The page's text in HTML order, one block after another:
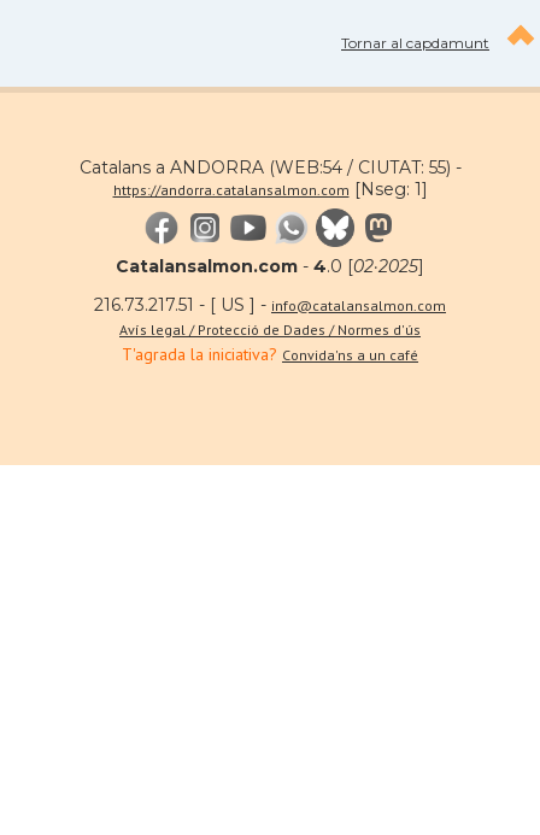
Tornar al capdamunt
Catalans a ANDORRA (WEB:54 / CIUTAT: 55) -
https://andorra.catalansalmon.com [Nseg: 1]
Catalansalmon.com - 4.0 [02·2025]
216.73.217.51 - [ US ] - info@catalansalmon.com
Avís legal / Protecció de Dades / Normes d'ús
T'agrada la iniciativa? Convida'ns a un café